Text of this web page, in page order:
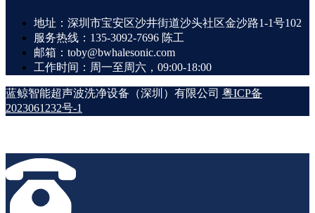
地址：深圳市宝安区沙井街道沙头社区金沙路1-1号102
服务热线：135-3092-7696 陈工
邮箱：toby@bwhalesonic.com
工作时间：周一至周六，09:00-18:00
蓝鲸智能超声波洗净设备（深圳）有限公司 粤ICP备
2023061232号-1